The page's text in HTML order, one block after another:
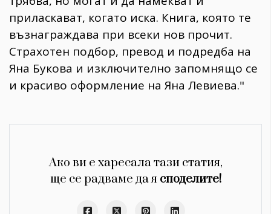
приласкават, когато иска. Книга, която те
възнаграждава при всеки нов прочит.
Страхотен подбор, превод и подредба на
Яна Букова и изключително запомнящо се
и красиво оформление на Яна Левиева."
Ако ви е харесала тази статия,
ще се радваме да я споделите!